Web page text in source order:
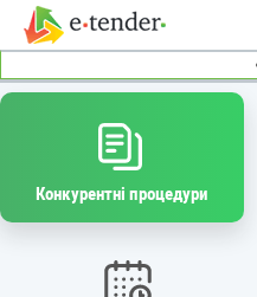
Конкурентні процедури